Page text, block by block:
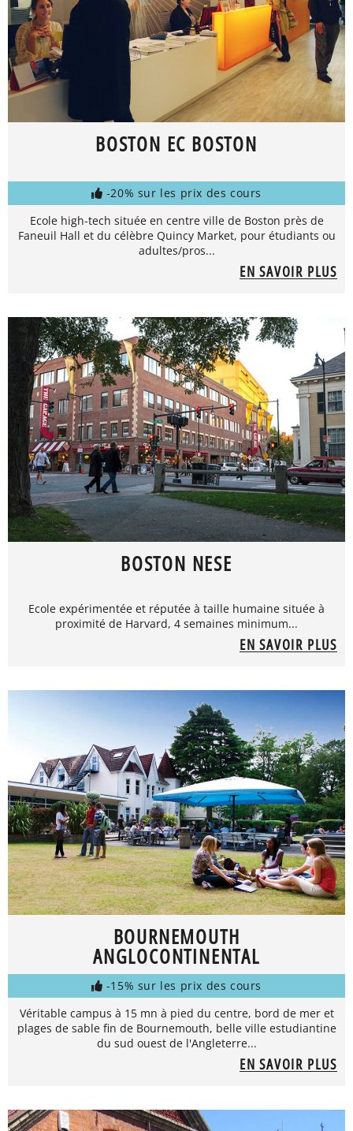
BOSTON EC BOSTON
-20% sur les prix des cours
Ecole high-tech située en centre ville de Boston près de
Faneuil Hall et du célèbre Quincy Market, pour étudiants ou
adultes/pros...
EN SAVOIR PLUS
BOSTON NESE
Ecole expérimentée et réputée à taille humaine située à
proximité de Harvard, 4 semaines minimum...
EN SAVOIR PLUS
BOURNEMOUTH
ANGLOCONTINENTAL
-15% sur les prix des cours
Véritable campus à 15 mn à pied du centre, bord de mer et
plages de sable fin de Bournemouth, belle ville estudiantine
du sud ouest de l'Angleterre...
EN SAVOIR PLUS